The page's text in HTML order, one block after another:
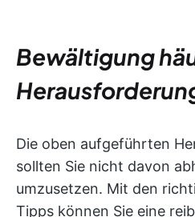
Bewältigung
Die oben aufgeführten
sollten Sie nicht davon
umzusetzen. Mit den
Tipps können Sie eine